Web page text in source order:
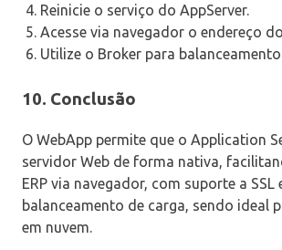
Reinicie o serviço do AppServer.
Acesse via navegador o endereço
Utilize o Broker para
10. Conclusão
O WebApp permite que o Application
servidor Web de forma nativa,
ERP via navegador, com suporte a SSL
balanceamento de carga, sendo ideal
em nuvem.